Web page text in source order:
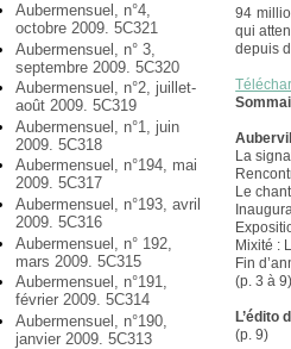
Aubermensuel, n°4,
octobre 2009. 5C321
Aubermensuel, n° 3,
septembre 2009. 5C320
Aubermensuel, n°2, juillet-
août 2009. 5C319
Aubermensuel, n°1, juin
2009. 5C318
Aubermensuel, n°194, mai
2009. 5C317
Aubermensuel, n°193, avril
2009. 5C316
Aubermensuel, n° 192,
mars 2009. 5C315
Aubermensuel, n°191,
février 2009. 5C314
Aubermensuel, n°190,
janvier 2009. 5C313
94
qui
depuis
La
Le
Mixité :
Fin
(p. 3 à 9)
L’édito
(p. 9)